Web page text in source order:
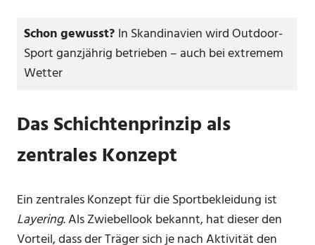
Schon gewusst? In Skandinavien wird Outdoor-
Sport ganzjährig betrieben – auch bei extremem
Wetter
Das Schichtenprinzip als
zentrales Konzept
Ein zentrales Konzept für die Sportbekleidung ist
Layering. Als Zwiebellook bekannt, hat dieser den
Vorteil, dass der Träger sich je nach Aktivität den